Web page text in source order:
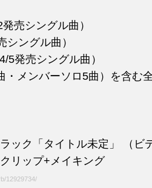
売シングル曲）
シングル曲）
5発売シングル曲）
・メンバーソロ5曲）を含む
ック「タイトル未定」 （ビ
リップ+メイキング
12929734/